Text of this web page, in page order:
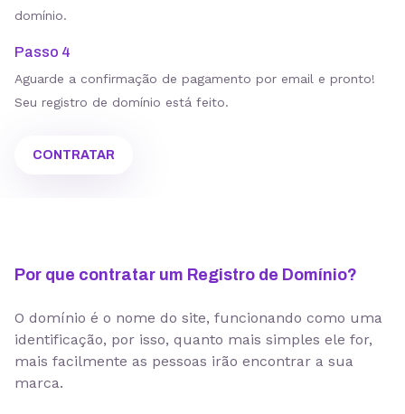
domínio.
Passo 4
Aguarde a confirmação de pagamento por email e pronto!
Seu registro de domínio está feito.
CONTRATAR
Por que contratar um Registro de Domínio?
O domínio é o nome do site, funcionando como uma
identificação, por isso, quanto mais simples ele for,
mais facilmente as pessoas irão encontrar a sua
marca.